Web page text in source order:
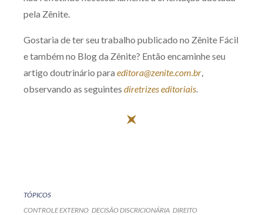
pela Zênite.
Gostaria de ter seu trabalho publicado no Zênite Fácil
e também no Blog da Zênite? Então encaminhe seu
artigo doutrinário para editora@zenite.com.br,
observando as seguintes diretrizes editoriais.
TÓPICOS
CONTROLE EXTERNO DECISÃO DISCRICIONÁRIA DIREITO